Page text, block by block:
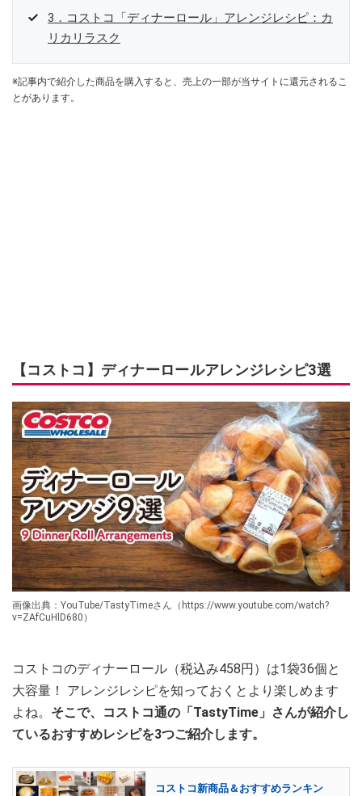
3．コストコ「ディナーロール」アレンジレシピ：カ
リカリラスク
※記事内で紹介した商品を購入すると、売上の一部が当サイトに還元されるこ
とがあります。
【コストコ】ディナーロールアレンジレシピ3選
画像出典：YouTube/TastyTimeさん（https://www.youtube.com/watch?
v=ZAfCuHlD680）
コストコのディナーロール（税込み458円）は1袋36個と
大容量！ アレンジレシピを知っておくとより楽しめます
よね。 そこで、コストコ通の「TastyTime」さんが紹介し
ているおすすめレシピを3つご紹介します。
コストコ新商品＆おすすめランキン